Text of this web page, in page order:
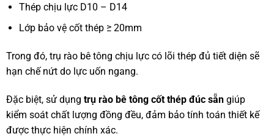
Thép chịu lực D10 – D14
Lớp bảo vệ cốt thép ≥ 20mm
Trong đó, trụ rào bê tông chịu lực có lõi thép đủ tiết diện sẽ
hạn chế nứt do lực uốn ngang.
Đặc biệt, sử dụng trụ rào bê tông cốt thép đúc sẵngiúp
kiểm soát chất lượng đồng đều, đảm bảo tính toán thiết kế
được thực hiện chính xác.